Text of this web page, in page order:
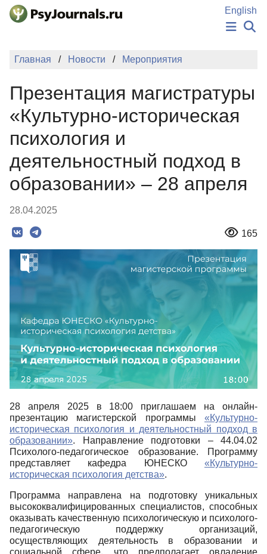
Перейти к основному содержанию
English
НОВОСТИ
ПОДАТЬ РУКОПИСЬ
КЛЮЧЕВЫЕ СЛОВА
Регистрация
Главная Новости Мероприятия
Презентация магистратуры
«Культурно-историческая
психология и
деятельностный подход в
образовании» – 28 апреля
28.04.2025
165
28 апреля 2025 в 18:00 приглашаем на онлайн-
презентацию магистерской программы «Культурно-
историческая психология и деятельностный подход в
образовании». Направление подготовки – 44.04.02
Психолого-педагогическое образование. Программу
представляет кафедра ЮНЕСКО «Культурно-
историческая психология детства».
Программа направлена на подготовку уникальных
высококвалифицированных специалистов, способных
оказывать качественную психологическую и психолого-
педагогическую поддержку организаций,
осуществляющих деятельность в образовании и